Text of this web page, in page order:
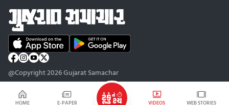
HOME E-PAPER VIDEOS WEB STORIES
@Copyright 2026 Gujarat Samachar